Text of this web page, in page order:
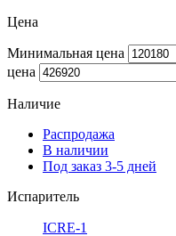
Цена
Минимальная цена
цена
Наличие
Распродажа
В наличии
Под заказ 3-5 дней
Испаритель
ICRE-1